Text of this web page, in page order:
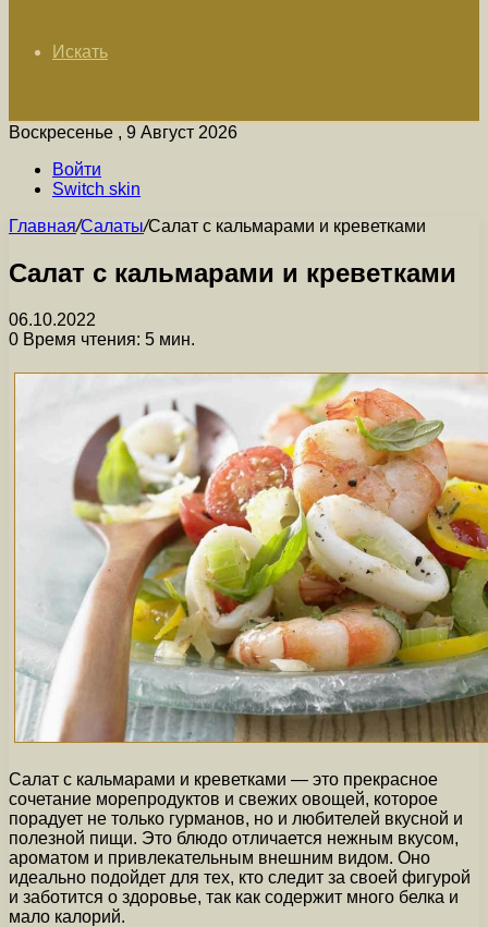
Искать
Воскресенье , 9 Август 2026
Войти
Switch skin
Главная/Салаты/Салат с кальмарами и креветками
Салат с кальмарами и креветками
06.10.2022
0 Время чтения: 5 мин.
Салат с кальмарами и креветками — это прекрасное
сочетание морепродуктов и свежих овощей, которое
порадует не только гурманов, но и любителей вкусной и
полезной пищи. Это блюдо отличается нежным вкусом,
ароматом и привлекательным внешним видом. Оно
идеально подойдет для тех, кто следит за своей фигурой
и заботится о здоровье, так как содержит много белка и
мало калорий.